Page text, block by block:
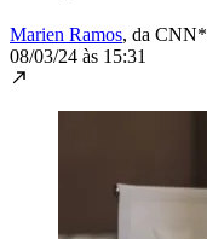
Marien Ramos, da CNN*
08/03/24 às 15:31